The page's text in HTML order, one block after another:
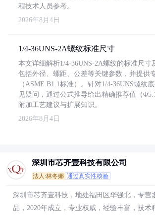
程技术人员参考。
2026年8月4日
1/4-36UNS-2A螺纹标准尺寸
本文详细解析1/4-36UNS-2A螺纹的标准尺寸
包括外径、螺距、公差等关键参数，并提供
（ASME B1.1标准）。针对1/4-36UNS螺纹
见疑问，通过公式推导给出精确推荐值（
附加工艺建议与扩展知识。
2026年8月4日
深圳市芯齐壹科技有限公司
法人:林冬娜 通过真实性核验
深圳市芯齐壹科技，地处福田区华强北，专营
品，2020年成立，专业权威，经验丰富，技术